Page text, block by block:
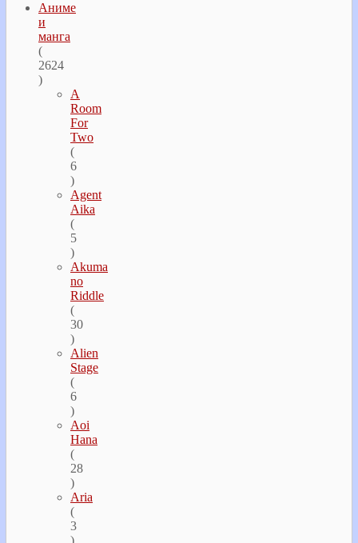
Аниме
и
манга
(
2624
)
A
Room
For
Two
(
6
)
Agent
Aika
(
5
)
Akuma
no
Riddle
(
30
)
Alien
Stage
(
6
)
Aoi
Hana
(
28
)
Aria
(
3
)